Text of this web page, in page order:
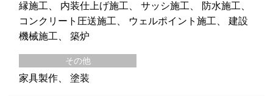
縁施工
内装仕上げ施工 サッシ施工
防水施工
コンクリート圧送施工
ウェルポイント施工
建設
機械施工
築炉
その他
家具製作 塗装